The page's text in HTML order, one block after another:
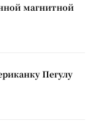
магнитной
Пегулу